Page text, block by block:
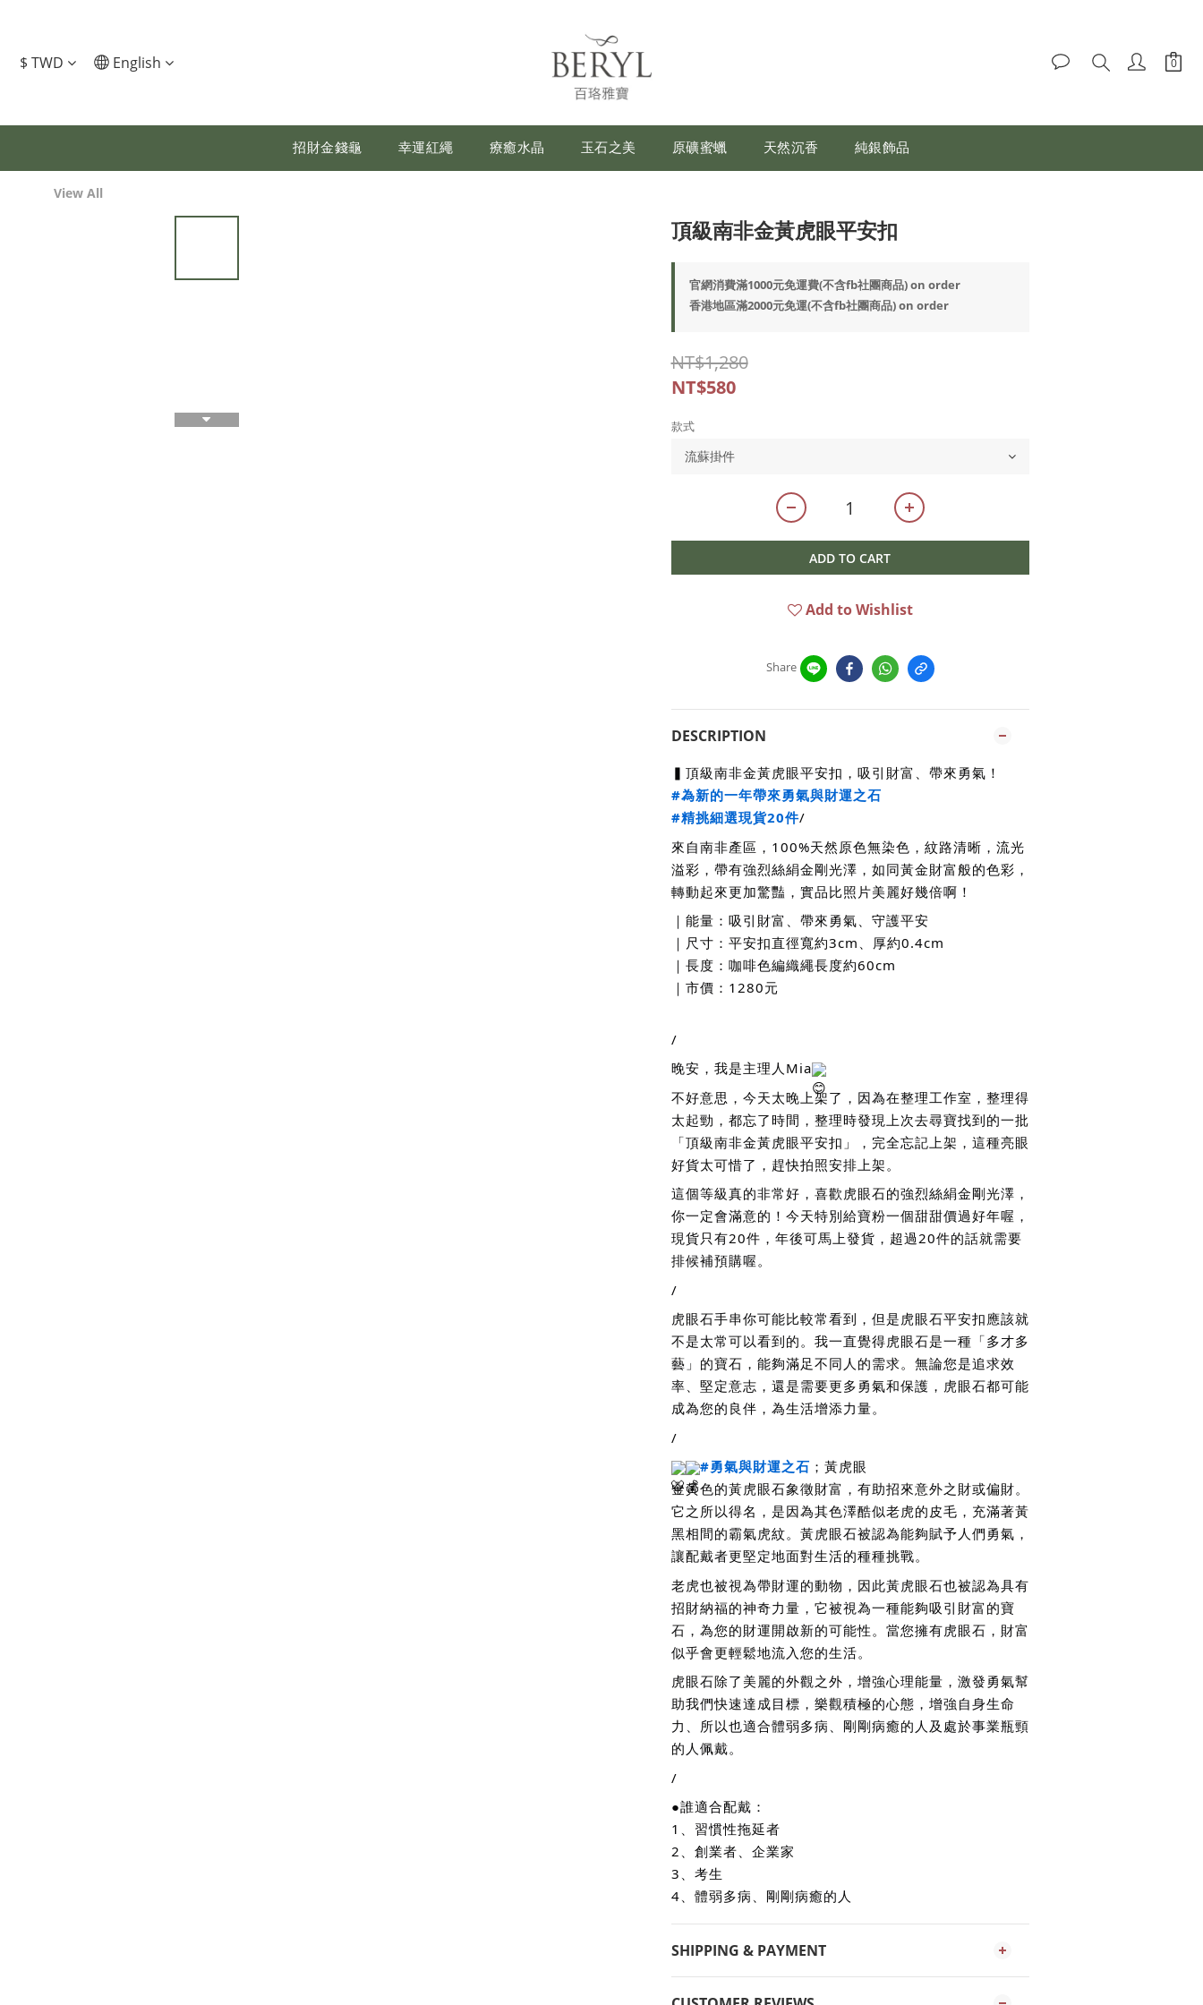
$ TWD English
招財金錢龜 幸運紅繩 療癒水晶 玉石之美 原礦蜜蠟 天然沉香 純銀飾品
View All
頂級南非金黃虎眼平安扣
官網消費滿1000元免運費(不含fb社團商品) on order
香港地區滿2000元免運(不含fb社團商品) on order
NT$1,280
NT$580
款式
ADD TO CART
Add to Wishlist
Share
DESCRIPTION
▍頂級南非金黃虎眼平安扣，吸引財富、帶來勇氣！
#為新的一年帶來勇氣與財運之石
#精挑細選現貨20件/
來自南非產區，100%天然原色無染色，紋路清晰，流光
溢彩，帶有強烈絲絹金剛光澤，如同黃金財富般的色彩，
轉動起來更加驚豔，實品比照片美麗好幾倍啊！
｜能量：吸引財富、帶來勇氣、守護平安
｜尺寸：平安扣直徑寬約3cm、厚約0.4cm
｜長度：咖啡色編織繩長度約60cm
｜市價：1280元
/
晚安，我是主理人Mia
不好意思，今天太晚上架了，因為在整理工作室，整理得
太起勁，都忘了時間，整理時發現上次去尋寶找到的一批
「頂級南非金黃虎眼平安扣」，完全忘記上架，這種亮眼
好貨太可惜了，趕快拍照安排上架。
這個等級真的非常好，喜歡虎眼石的強烈絲絹金剛光澤，
你一定會滿意的！今天特別給寶粉一個甜甜價過好年喔，
現貨只有20件，年後可馬上發貨，超過20件的話就需要
排候補預購喔。
/
虎眼石手串你可能比較常看到，但是虎眼石平安扣應該就
不是太常可以看到的。我一直覺得虎眼石是一種「多才多
藝」的寶石，能夠滿足不同人的需求。無論您是追求效
率、堅定意志，還是需要更多勇氣和保護，虎眼石都可能
成為您的良伴，為生活增添力量。
/
#勇氣與財運之石 ；黃虎眼
金黃色的黃虎眼石象徵財富，有助招來意外之財或偏財。
它之所以得名，是因為其色澤酷似老虎的皮毛，充滿著黃
黑相間的霸氣虎紋。黃虎眼石被認為能夠賦予人們勇氣，
讓配戴者更堅定地面對生活的種種挑戰。
老虎也被視為帶財運的動物，因此黃虎眼石也被認為具有
招財納福的神奇力量，它被視為一種能夠吸引財富的寶
石，為您的財運開啟新的可能性。當您擁有虎眼石，財富
似乎會更輕鬆地流入您的生活。
虎眼石除了美麗的外觀之外，增強心理能量，激發勇氣幫
助我們快速達成目標，樂觀積極的心態，增強自身生命
力、所以也適合體弱多病、剛剛病癒的人及處於事業瓶頸
的人佩戴。
/
●誰適合配戴：
1、習慣性拖延者
2、創業者、企業家
3、考生
4、體弱多病、剛剛病癒的人
SHIPPING & PAYMENT